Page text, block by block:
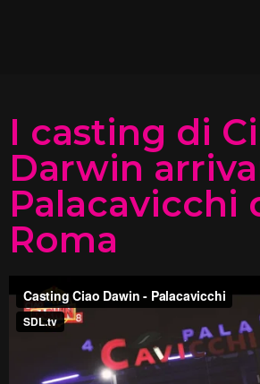
I casting di
Darwin
Palacavicchi
Roma